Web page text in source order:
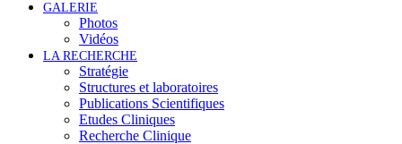
GALERIE
Photos
Vidéos
LA RECHERCHE
Stratégie
Structures et laboratoires
Publications Scientifiques
Etudes Cliniques
Recherche Clinique